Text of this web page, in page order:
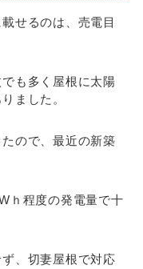
せるのは、売電目
も多く屋根に太陽
ました。
ので、最近の新築
ｈ程度の発電量で十
、切妻屋根で対応